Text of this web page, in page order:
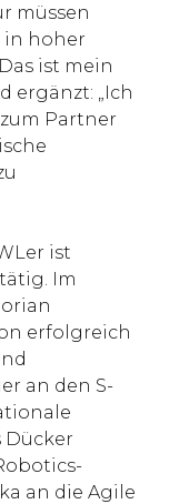
müssen
in hoher
ist mein
ergänzt: „Ich
Partner
ist
Im
erfolgreich
an den S-
Dücker
an die Agile